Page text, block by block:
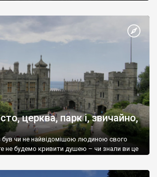
церква, парк і, звичайно,
чи не найвідомішою людиною свого
не будемо кривити душею – чи знали ви це